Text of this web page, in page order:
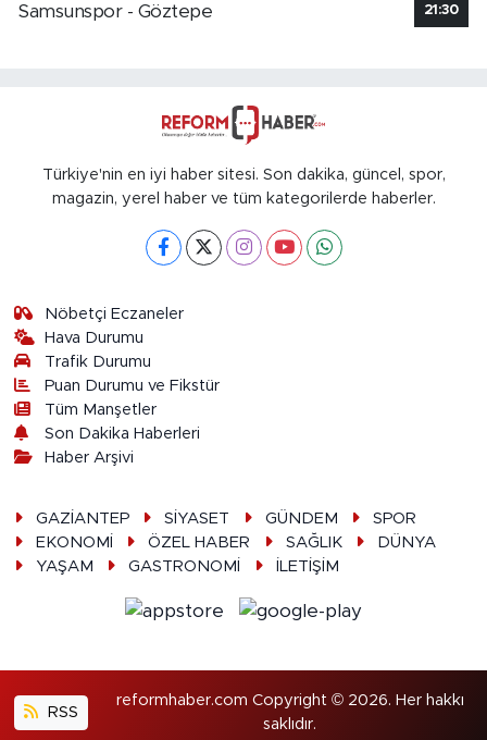
Samsunspor - Göztepe
21:30
Türkiye'nin en iyi haber sitesi. Son dakika, güncel, spor,
magazin, yerel haber ve tüm kategorilerde haberler.
Nöbetçi Eczaneler
Hava Durumu
Trafik Durumu
Puan Durumu ve Fikstür
Tüm Manşetler
Son Dakika Haberleri
Haber Arşivi
GAZİANTEP SİYASET GÜNDEM
SPOR
EKONOMİ
ÖZEL HABER SAĞLIK
DÜNYA
YAŞAM
GASTRONOMİ İLETİŞİM
RSS
reformhaber.com Copyright © 2026. Her hakkı
saklıdır.